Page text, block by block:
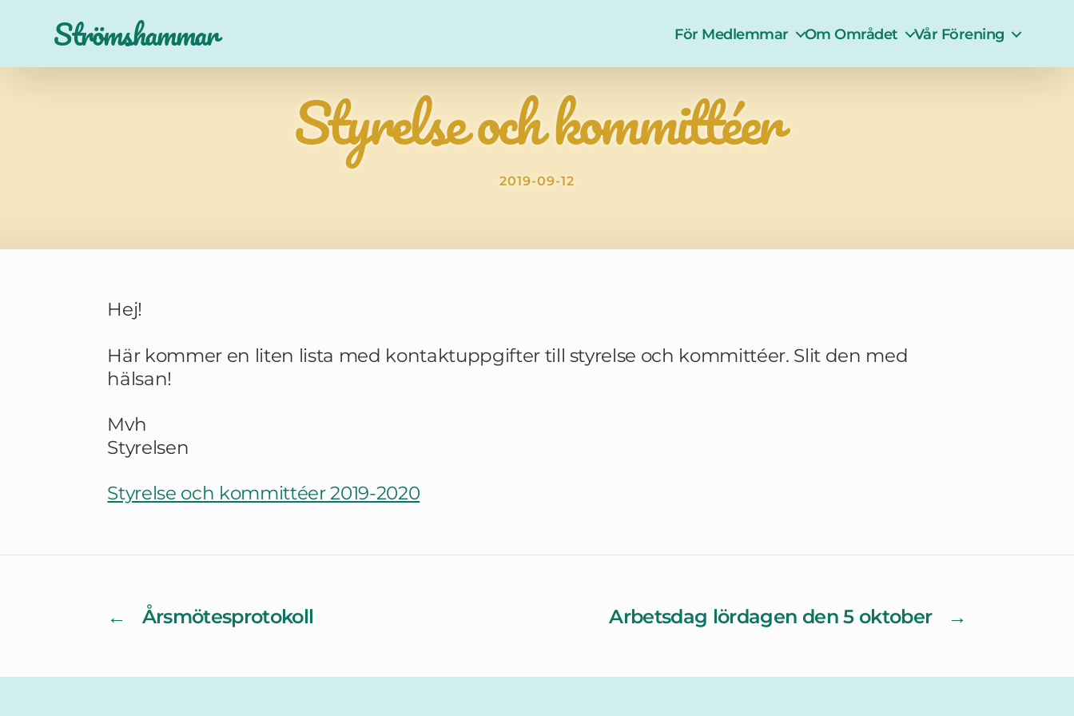
Strömshammar För Medlemmar Om Området Vår Förening
Styrelse och kommittéer
2019-09-12
Hej!
Här kommer en liten lista med kontaktuppgifter till styrelse och kommittéer. Slit den med
hälsan!
Mvh
Styrelsen
Styrelse och kommittéer 2019-2020
← Årsmötesprotokoll →
Arbetsdag lördagen den 5 oktober